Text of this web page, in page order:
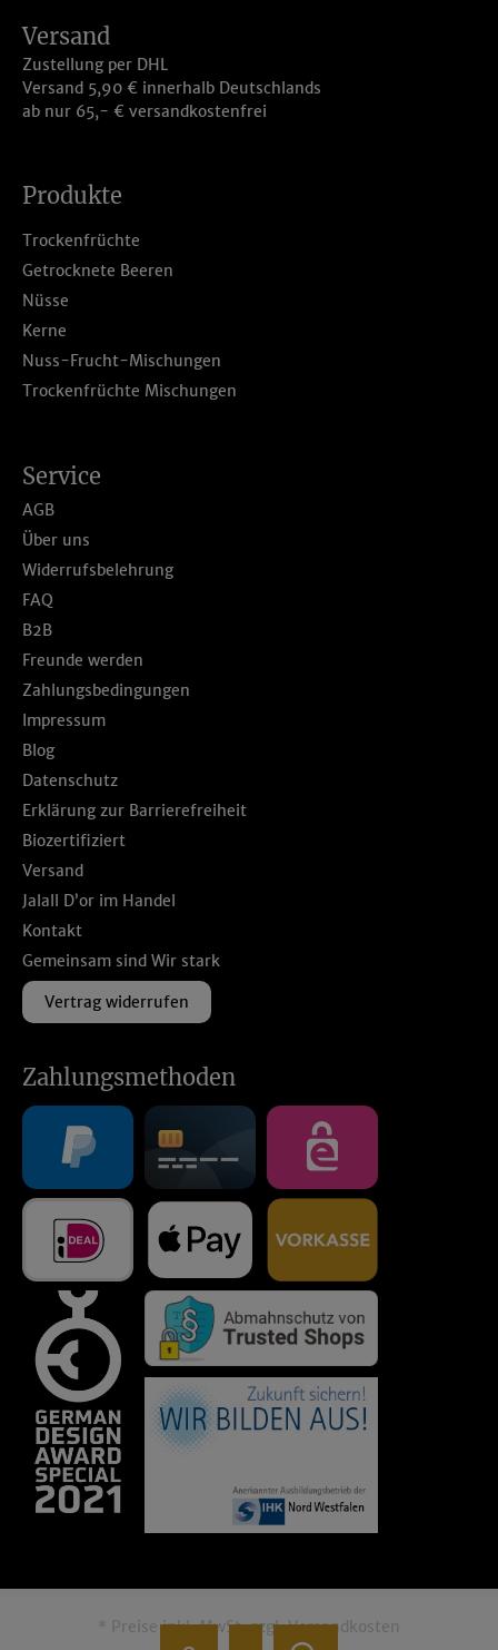
Service
AGB
Über uns
Widerrufsbelehrung
FAQ
B2B
Freunde werden
Zahlungsbedingungen
Impressum
Blog
Datenschutz
Erklärung zur Barrierefreiheit
Biozertifiziert
Versand
Jalall D’or im Handel
Kontakt
Gemeinsam sind Wir stark
Vertrag widerrufen
Versand
Zustellung per DHL
Versand 5,90 € innerhalb Deutschlands
ab nur 65,- € versandkostenfrei
Produkte
Trockenfrüchte
Getrocknete Beeren
Nüsse
Kerne
Nuss-Frucht-Mischungen
Trockenfrüchte Mischungen
Zahlungsmethoden
* Preise inkl. MwSt. zzgl.Versandkosten